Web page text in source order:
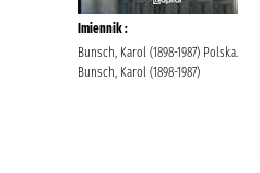
Imiennik :
Bunsch, Karol (1898-1987) Polska.
Bunsch, Karol (1898-1987)